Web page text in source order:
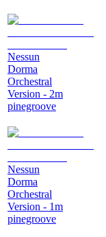
Nessun
Dorma
Orchestral
Version - 2m
pinegroove
Nessun
Dorma
Orchestral
Version - 1m
pinegroove